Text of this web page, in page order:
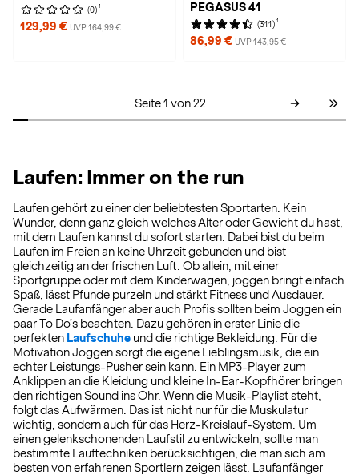
(0) 1
129,99 € UVP 164,99 €
PEGASUS 41
(311) 1
86,99 € UVP 143,95 €
Seite 1 von 22
Laufen: Immer on the run
Laufen gehört zu einer der beliebtesten Sportarten. Kein
Wunder, denn ganz gleich welches Alter oder Gewicht du hast,
mit dem Laufen kannst du sofort starten. Dabei bist du beim
Laufen im Freien an keine Uhrzeit gebunden und bist
gleichzeitig an der frischen Luft. Ob allein, mit einer
Sportgruppe oder mit dem Kinderwagen, joggen bringt einfach
Spaß, lässt Pfunde purzeln und stärkt Fitness und Ausdauer.
Gerade Laufanfänger aber auch Profis sollten beim Joggen ein
paar To Do’s beachten. Dazu gehören in erster Linie die
perfekten Laufschuhe und die richtige Bekleidung. Für die
Motivation Joggen sorgt die eigene Lieblingsmusik, die ein
echter Leistungs-Pusher sein kann. Ein MP3-Player zum
Anklippen an die Kleidung und kleine In-Ear-Kopfhörer bringen
den richtigen Sound ins Ohr. Wenn die Musik-Playlist steht,
folgt das Aufwärmen. Das ist nicht nur für die Muskulatur
wichtig, sondern auch für das Herz-Kreislauf-System. Um
einen gelenkschonenden Laufstil zu entwickeln, sollte man
bestimmte Lauftechniken berücksichtigen, die man sich am
besten von erfahrenen Sportlern zeigen lässt. Laufanfänger